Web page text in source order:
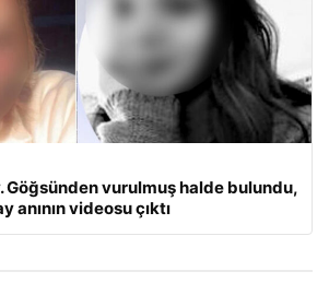
Göğsünden vurulmuş halde bulundu,
anının videosu çıktı